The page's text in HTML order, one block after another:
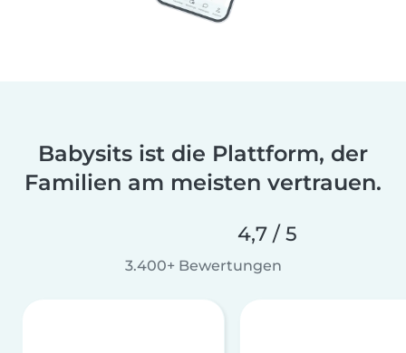
Babysits ist die Plattform, der
Familien am meisten vertrauen.
4,7 / 5
3.400+ Bewertungen